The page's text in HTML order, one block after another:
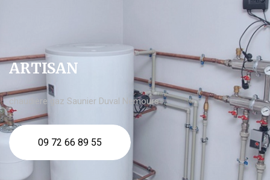
ARTISAN
chaudière gaz Saunier Duval Nemours
09 72 66 89 55